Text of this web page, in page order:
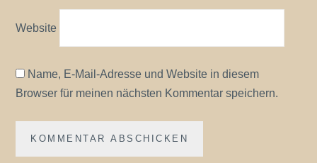
Website
Name, E-Mail-Adresse und Website in diesem
Browser für meinen nächsten Kommentar speichern.